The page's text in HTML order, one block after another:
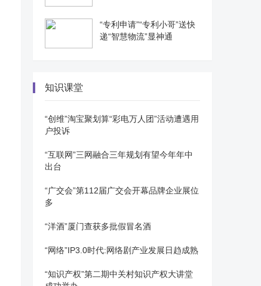
“专利申请”“专利小哥”送快
递“智慧物流”显神通
知识课堂
“创维”淘宝聚划算“彩电万人团”活动遭遇用
户投诉
“互联网”三网融合三年规划有望今年年中
出台
“广交会”第112届广交会开幕品牌企业展位
多
“洋酒”厦门查获多批假冒名酒
“网络”IP3.0时代:网络剧产业发展日趋成熟
“知识产权”第二期中关村知识产权大讲堂